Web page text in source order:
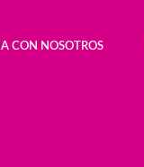
CON NOSOTROS